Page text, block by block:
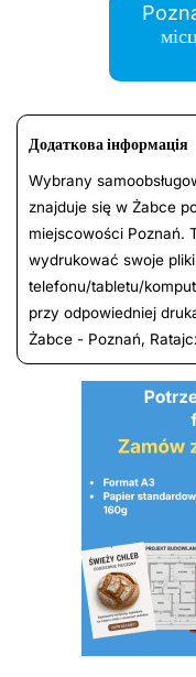
Додаткова інформація
Wybrany
znajduje się w Żabce
miejscowości Poznań.
wydrukować swoje
telefonu/tabletu/
przy odpowiedniej
Żabce - Poznań,